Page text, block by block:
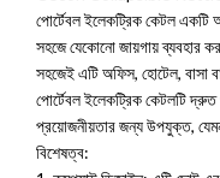
পোর্টেবল ইলেকট্রিক কেটল একটি
সহজে যেকোনো জায়গায় ব্যবহার
সহজেই এটি অফিস, হোটেল, বাসা
পোর্টেবল ইলেকট্রিক কেটলটি দ্রুত
প্রয়োজনীয়তার জন্য উপযুক্ত,
বিশেষত্ব: